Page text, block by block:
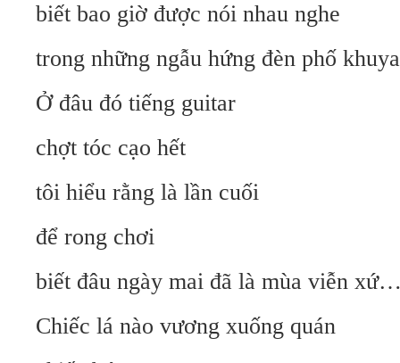
biết bao giờ được nói nhau nghe
trong những ngẫu hứng đèn phố khuya
Ở đâu đó tiếng guitar
chợt tóc cạo hết
tôi hiểu rằng là lần cuối
để rong chơi
biết đâu ngày mai đã là mùa viễn
Chiếc lá nào vương xuống quán